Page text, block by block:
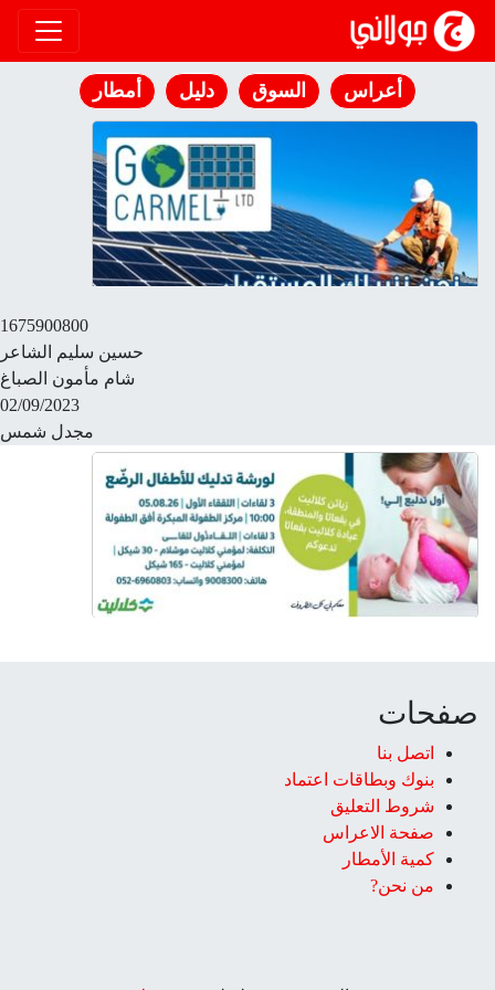
انتقل إلى المحتوى
أعراس السوق دليل أمطار
1675900800
حسين سليم الشاعر
شام مأمون الصباغ
02/09/2023
مجدل شمس
صفحات
اتصل بنا
بنوك وبطاقات اعتماد
شروط التعليق‎
صفحة الاعراس
كمية الأمطار
من نحن?